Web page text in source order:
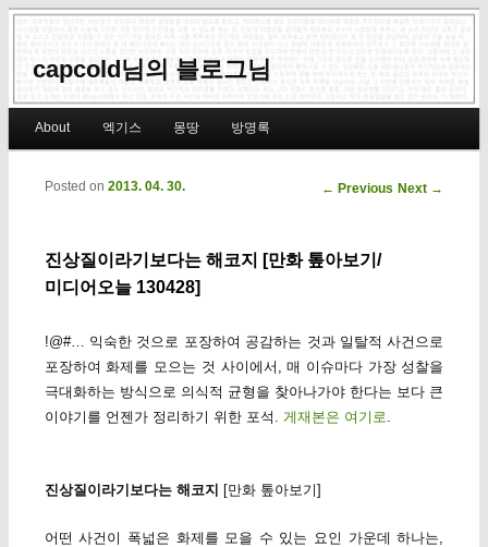
capcold님의 블로그님
Skip to primary content
Skip to secondary content
About 엑기스 몽땅 방명록
Post navigation
← Previous Next →
진상질이라기보다는 해코지 [만화 톺아보기/
미디어오늘 130428]
Posted on 2013. 04. 30.
!@#… 익숙한 것으로 포장하여 공감하는 것과 일탈적 사건으로
포장하여 화제를 모으는 것 사이에서, 매 이슈마다 가장 성찰을
극대화하는 방식으로 의식적 균형을 찾아나가야 한다는 보다 큰
이야기를 언젠가 정리하기 위한 포석. 게재본은 여기로
진상질이라기보다는 해코지 [만화 톺아보기]
어떤 사건이 폭넓은 화제를 모을 수 있는 요인 가운데 하나는,